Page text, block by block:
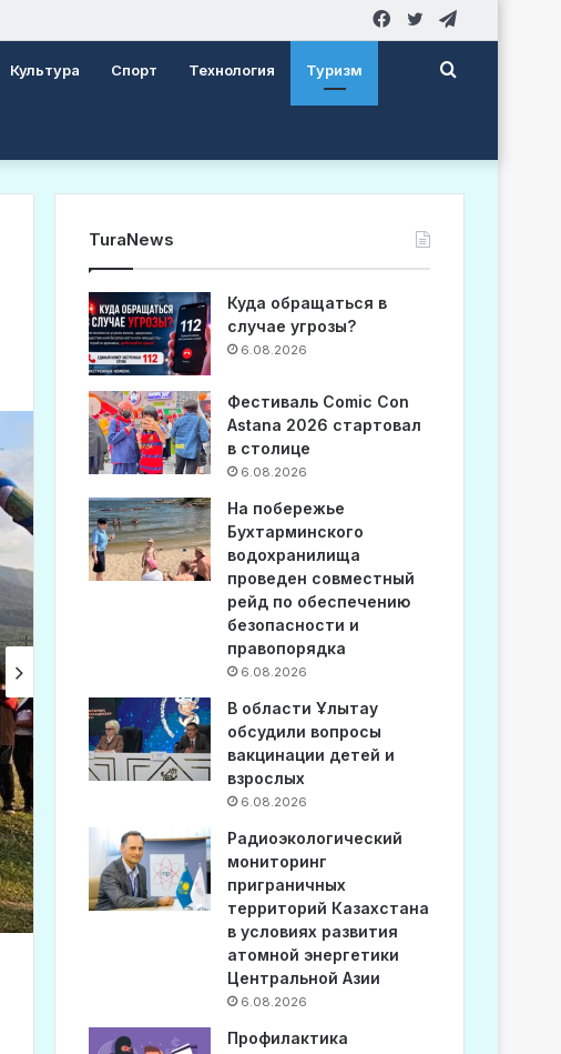
Twitter
Facebook
Культура Спорт Технология Туризм Search
TuraNews
Куда обращаться в
случае угрозы?
6.08.2026
Фестиваль Comic Con
Astana 2026 стартовал
в столице
6.08.2026
На побережье
Бухтарминского
водохранилища
проведен совместный
рейд по обеспечению
безопасности и
правопорядка
6.08.2026
В области Ұлытау
обсудили вопросы
вакцинации детей и
взрослых
6.08.2026
Радиоэкологический
мониторинг
приграничных
территорий Казахстана
в условиях развития
атомной энергетики
Центральной Азии
6.08.2026
Профилактика